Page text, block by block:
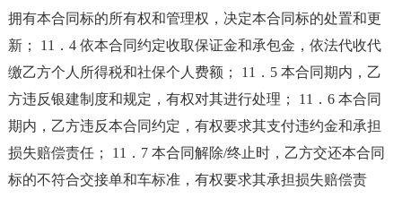
拥有本合同标的所有权和管理权，决定本合同标的处置和更
新； 11．4 依本合同约定收取保证金和承包金，依法代收代
缴乙方个人所得税和社保个人费额； 11．5 本合同期内，乙
方违反银建制度和规定，有权对其进行处理； 11．6 本合同
期内，乙方违反本合同约定，有权要求其支付违约金和承担
损失赔偿责任； 11．7 本合同解除/终止时，乙方交还本合同
标的不符合交接单和车标准，有权要求其承担损失赔偿责